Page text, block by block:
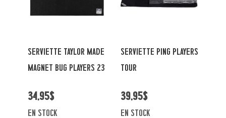
SERVIETTE TAYLOR MADE
MAGNET BUG PLAYERS 23
34,95$
en stock
SERVIETTE PING PLAYERS
TOUR
39,95$
en stock